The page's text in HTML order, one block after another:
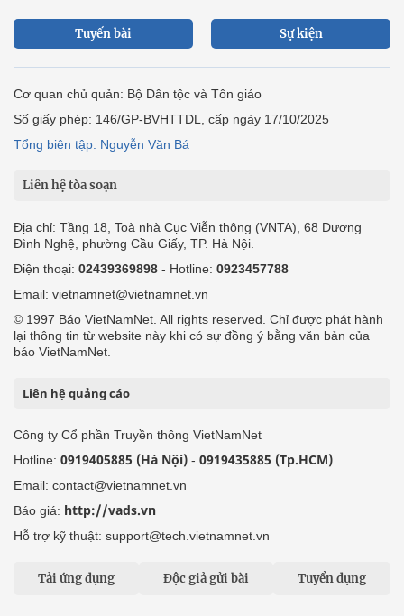
Tuyến bài Sự kiện
Cơ quan chủ quản: Bộ Dân tộc và Tôn giáo
Số giấy phép: 146/GP-BVHTTDL, cấp ngày 17/10/2025
Tổng biên tập: Nguyễn Văn Bá
Liên hệ tòa soạn
Địa chỉ: Tầng 18, Toà nhà Cục Viễn thông (VNTA), 68 Dương
Đình Nghệ, phường Cầu Giấy, TP. Hà Nội.
Điện thoại: 02439369898 - Hotline: 0923457788
Email: vietnamnet@vietnamnet.vn
© 1997 Báo VietNamNet. All rights reserved. Chỉ được phát hành
lại thông tin từ website này khi có sự đồng ý bằng văn bản của
báo VietNamNet.
Liên hệ quảng cáo
Công ty Cổ phần Truyền thông VietNamNet
Hotline: 0919405885 (Hà Nội) - 0919435885 (Tp.HCM)
Email: contact@vietnamnet.vn
Báo giá: http://vads.vn
Hỗ trợ kỹ thuật: support@tech.vietnamnet.vn
Tải ứng dụng Độc giả gửi bài Tuyển dụng